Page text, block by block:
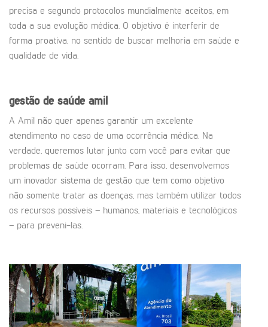
precisa e segundo protocolos mundialmente aceitos, em
toda a sua evolução médica. O objetivo é interferir de
forma proativa, no sentido de buscar melhoria em saúde e
qualidade de vida.
gestão de saúde amil
A Amil não quer apenas garantir um excelente
atendimento no caso de uma ocorrência médica. Na
verdade, queremos lutar junto com você para evitar que
problemas de saúde ocorram. Para isso, desenvolvemos
um inovador sistema de gestão que tem como objetivo
não somente tratar as doenças, mas também utilizar todos
os recursos possíveis – humanos, materiais e tecnológicos
– para preveni-las.